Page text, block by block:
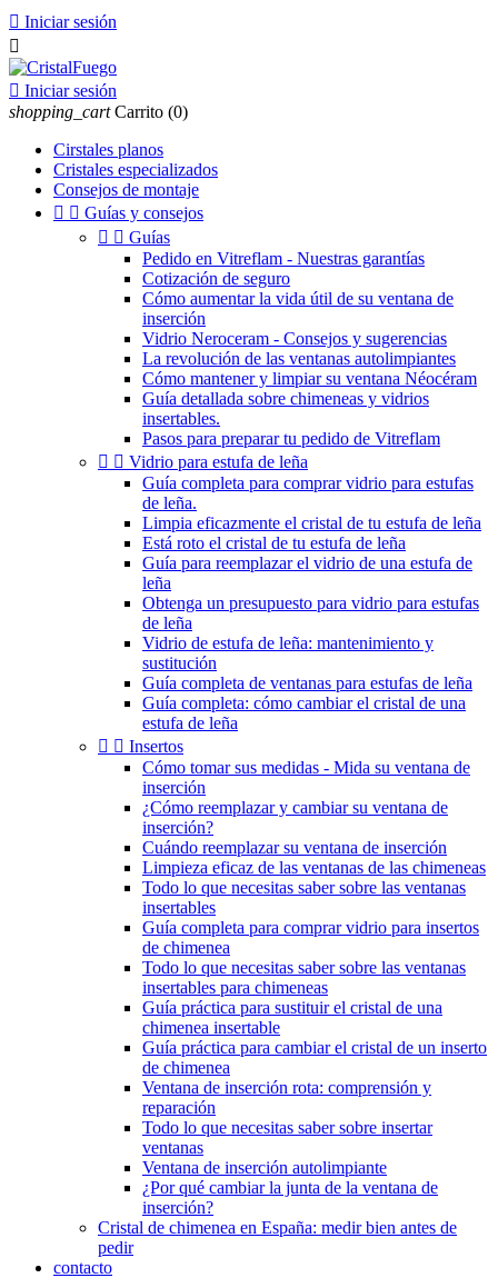
 Iniciar sesión

 Iniciar sesión
shopping_cart Carrito (0)
Cirstales planos
Cristales especializados
Consejos de montaje
  Guías y consejos
  Guías
Pedido en Vitreflam - Nuestras garantías
Cotización de seguro
Cómo aumentar la vida útil de su ventana de
inserción
Vidrio Neroceram - Consejos y sugerencias
La revolución de las ventanas autolimpiantes
Cómo mantener y limpiar su ventana Néocéram
Guía detallada sobre chimeneas y vidrios
insertables.
Pasos para preparar tu pedido de Vitreflam
  Vidrio para estufa de leña
Guía completa para comprar vidrio para estufas
de leña.
Limpia eficazmente el cristal de tu estufa de leña
Está roto el cristal de tu estufa de leña
Guía para reemplazar el vidrio de una estufa de
leña
Obtenga un presupuesto para vidrio para estufas
de leña
Vidrio de estufa de leña: mantenimiento y
sustitución
Guía completa de ventanas para estufas de leña
Guía completa: cómo cambiar el cristal de una
estufa de leña
  Insertos
Cómo tomar sus medidas - Mida su ventana de
inserción
¿Cómo reemplazar y cambiar su ventana de
inserción?
Cuándo reemplazar su ventana de inserción
Limpieza eficaz de las ventanas de las chimeneas
Todo lo que necesitas saber sobre las ventanas
insertables
Guía completa para comprar vidrio para insertos
de chimenea
Todo lo que necesitas saber sobre las ventanas
insertables para chimeneas
Guía práctica para sustituir el cristal de una
chimenea insertable
Guía práctica para cambiar el cristal de un inserto
de chimenea
Ventana de inserción rota: comprensión y
reparación
Todo lo que necesitas saber sobre insertar
ventanas
Ventana de inserción autolimpiante
¿Por qué cambiar la junta de la ventana de
inserción?
Cristal de chimenea en España: medir bien antes de
pedir
contacto